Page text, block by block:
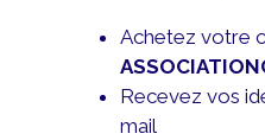
Achetez votre
Recevez vos
mail